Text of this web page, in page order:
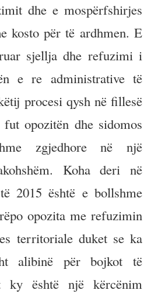
dhe e mospërfshirjes
kosto për të ardhmen. E
sjellja dhe refuzimi i
e re administrative të
procesi qysh në fillesë
opozitën dhe sidomos
zgjedhore në një
Koha deri në
2015 është e bollshme
opozita me refuzimin
territoriale duket se ka
alibinë për bojkot të
ky është një kërcënim